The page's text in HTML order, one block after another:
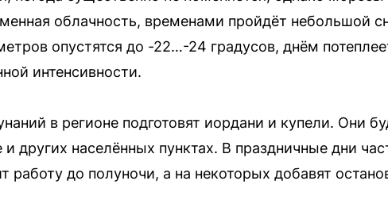
облачность, временами пройдёт небольшой
опустятся до -22…-24 градусов, днём
интенсивности.
в регионе подготовят иордани и купели. Они
других населённых пунктах. В праздничные дни
работу до полуночи, а на некоторых добавят